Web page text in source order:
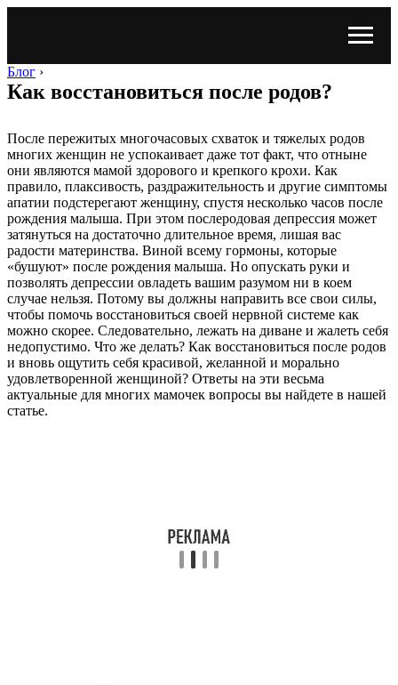
Блог ›
Как восстановиться после родов?
После пережитых многочасовых схваток и тяжелых родов
многих женщин не успокаивает даже тот факт, что отныне
они являются мамой здорового и крепкого крохи. Как
правило, плаксивость, раздражительность и другие симптомы
апатии подстерегают женщину, спустя несколько часов после
рождения малыша. При этом послеродовая депрессия может
затянуться на достаточно длительное время, лишая вас
радости материнства. Виной всему гормоны, которые
«бушуют» после рождения малыша. Но опускать руки и
позволять депрессии овладеть вашим разумом ни в коем
случае нельзя. Потому вы должны направить все свои силы,
чтобы помочь восстановиться своей нервной системе как
можно скорее. Следовательно, лежать на диване и жалеть себя
недопустимо. Что же делать? Как восстановиться после родов
и вновь ощутить себя красивой, желанной и морально
удовлетворенной женщиной? Ответы на эти весьма
актуальные для многих мамочек вопросы вы найдете в нашей
статье.